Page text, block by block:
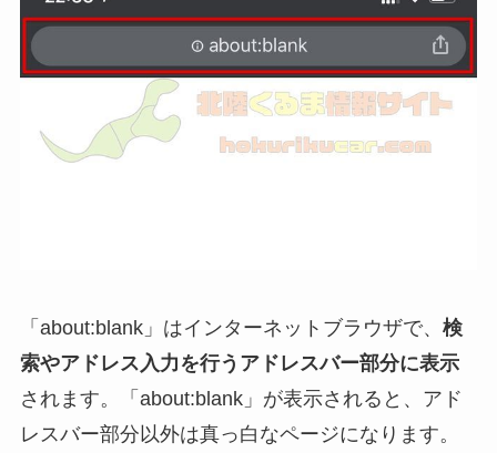
「about:blank」はインターネットブラウザで、 検
索やアドレス入力を行うアドレスバー部分に表示
されます。「about:blank」が表示されると、アド
レスバー部分以外は真っ白なページになります。